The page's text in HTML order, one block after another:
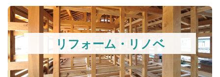
リフォーム・リノベ